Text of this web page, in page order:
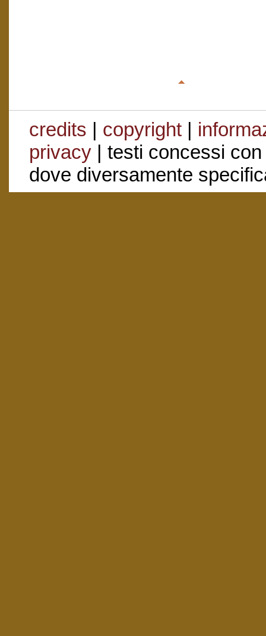
credits | copyright|
privacy| testi concessi
dove diversamente